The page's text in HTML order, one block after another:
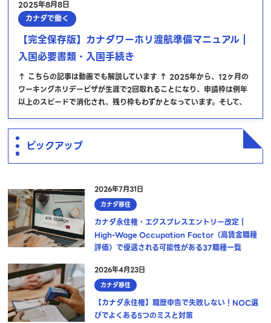
2025年8月8日
カナダで働く
【完全保存版】カナダワーホリ渡航準備マニュアル｜
入国必要書類・入国手続き
↑ こちらの記事は動画でも解説しています ↑ 2025年から、12ヶ月の
ワーキングホリデービザが生涯で2回取れることになり、申請枠は例年
以上のスピードで消化され、残り枠もわずかとなっています。そして、
ピックアップ
2026年7月31日
カナダ移住
カナダ永住権・エクスプレスエントリー改定｜
High-Wage Occupation Factor（高賃金職種
評価）で優遇される可能性がある37職種一覧
2026年4月23日
カナダ移住
【カナダ永住権】職歴申告で失敗しない！NOC選
びでよくある5つのミスと対策